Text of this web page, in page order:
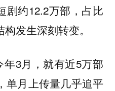
剧约12.2万部，占比
发生深刻转变。
年3月，就有近5万部
单月上传量几乎追平